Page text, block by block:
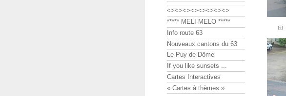
<><><><><><><><>
***** MELI-MELO *****
Info route 63
Nouveaux cantons du 63
Le Puy de Dôme
If you like sunsets ...
Cartes Interactives
« Cartes à thèmes »